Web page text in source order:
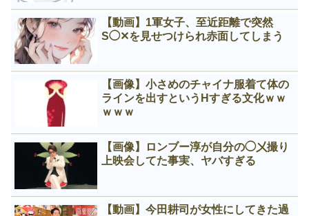
【動画】1軍女子、至近距離で突然
S◯✕を見せつけられ赤面してしまう
【画像】小さめのチャイナ服着て体の
ラインを出すというНすぎる文化ｗｗ
ｗｗｗ
【画像】ロンブー淳が自分の◯㐅撮り
上映会してた事実、ヤバすぎる
【動画】今田耕司が女性にしてきた過